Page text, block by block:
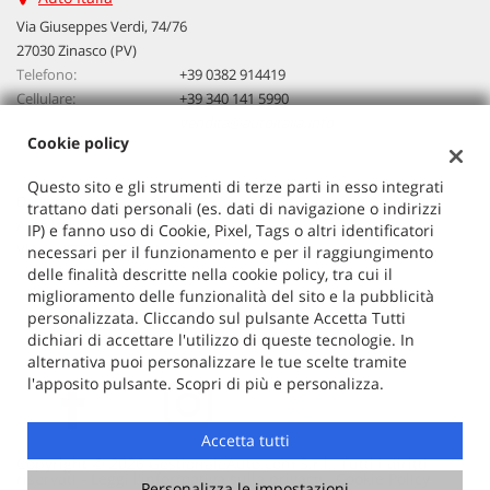
Via Giuseppes Verdi, 74/76
27030 Zinasco (PV)
Telefono:
+39 0382 914419
Cellulare:
+39 340 141 5990
Dati fiscali:
Auto Italia
VIA G. VERDI 74/76, ZINASCO
C.F/P.IVA:02603520186
Registro delle imprese:PV
Copyright © 2026 GestionaleAuto.com S.r.l., Tutti i diritti
Leggi l'informativa sulla privacy - Cookie Policy
Cookie policy
Questo sito e gli strumenti di terze parti in esso integrati
trattano dati personali (es. dati di navigazione o indirizzi
IP) e fanno uso di Cookie, Pixel, Tags o altri identificatori
necessari per il funzionamento e per il raggiungimento
delle finalità descritte nella cookie policy, tra cui il
miglioramento delle funzionalità del sito e la pubblicità
personalizzata. Cliccando sul pulsante Accetta Tutti
dichiari di accettare l'utilizzo di queste tecnologie. In
alternativa puoi personalizzare le tue scelte tramite
l'apposito pulsante. Scopri di più e personalizza.
Accetta tutti
questi
strumenti
di
tracciamento
si
alla
policy.
Puoi
rivedere
e
modificare
le
tue
scelte
in
qualsiasi